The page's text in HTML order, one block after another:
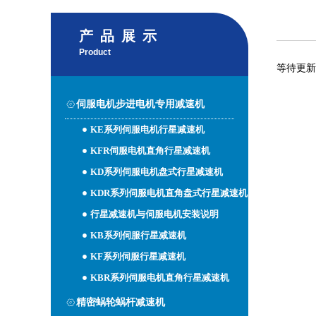
产品展示
Product
伺服电机步进电机专用减速机
KE系列伺服电机行星减速机
KFR伺服电机直角行星减速机
KD系列伺服电机盘式行星减速机
KDR系列伺服电机直角盘式行星减速机
行星减速机与伺服电机安装说明
KB系列伺服行星减速机
KF系列伺服行星减速机
KBR系列伺服电机直角行星减速机
精密蜗轮蜗杆减速机
等待更新